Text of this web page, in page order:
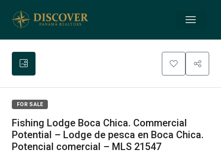
FOR SALE
Fishing Lodge Boca Chica. Commercial
Potential – Lodge de pesca en Boca Chica.
Potencial comercial – MLS 21547